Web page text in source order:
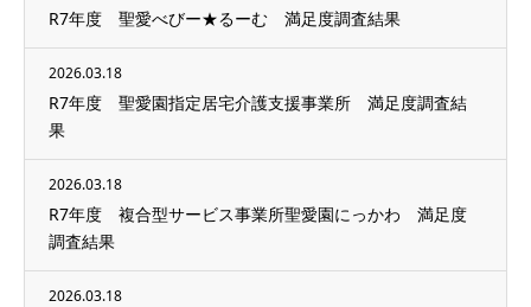
R7年度 聖愛べびー★るーむ 満足度調査結果
2026.03.18
R7年度 聖愛園指定居宅介護支援事業所 満足度調査結
果
2026.03.18
R7年度 複合型サービス事業所聖愛園にっかわ 満足度
調査結果
2026.03.18